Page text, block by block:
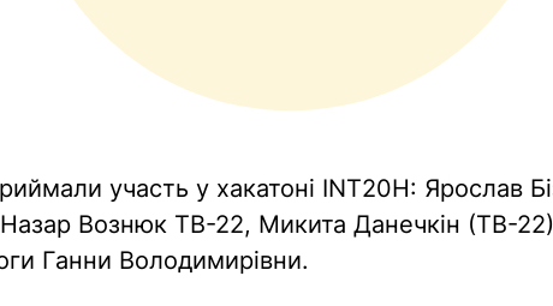
участь у хакатоні INT20H: Ярослав
Вознюк ТВ-22, Микита Данечкін (ТВ-
Ганни Володимирівни.